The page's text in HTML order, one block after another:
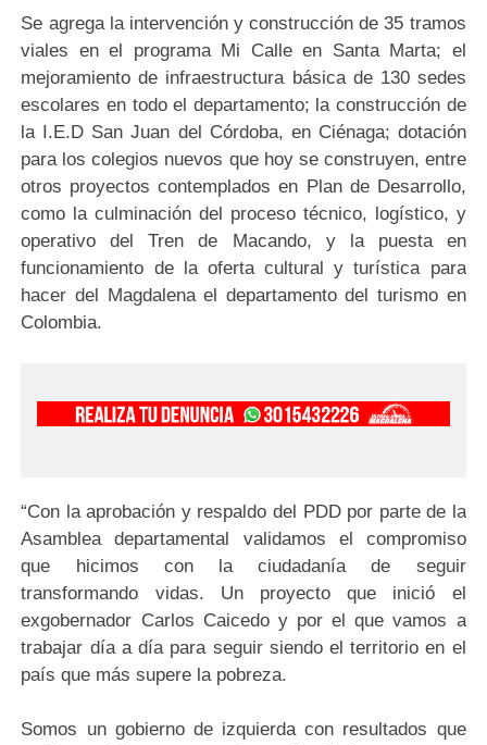
Se agrega la intervención y construcción de 35 tramos
viales en el programa Mi Calle en Santa Marta; el
mejoramiento de infraestructura básica de 130 sedes
escolares en todo el departamento; la construcción de
la I.E.D San Juan del Córdoba, en Ciénaga; dotación
para los colegios nuevos que hoy se construyen, entre
otros proyectos contemplados en Plan de Desarrollo,
como la culminación del proceso técnico, logístico, y
operativo del Tren de Macando, y la puesta en
funcionamiento de la oferta cultural y turística para
hacer del Magdalena el departamento del turismo en
Colombia.
“Con la aprobación y respaldo del PDD por parte de la
Asamblea departamental validamos el compromiso
que hicimos con la ciudadanía de seguir
transformando vidas. Un proyecto que inició el
exgobernador Carlos Caicedo y por el que vamos a
trabajar día a día para seguir siendo el territorio en el
país que más supere la pobreza.
Somos un gobierno de izquierda con resultados que